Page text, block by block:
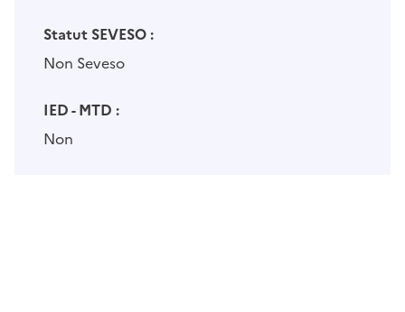
Statut SEVESO :
Non Seveso
IED - MTD :
Non